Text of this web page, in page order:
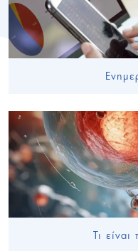
Τι είναι